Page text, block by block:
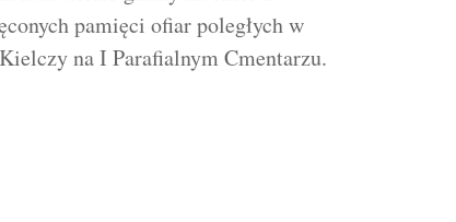
pamięci ofiar poległych w
na I Parafialnym Cmentarzu.